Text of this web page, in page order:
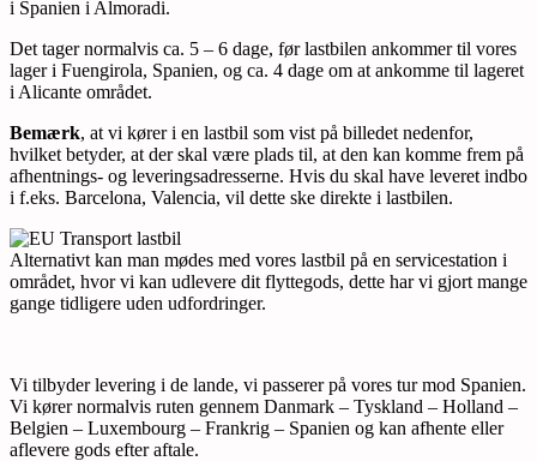
i Spanien i Almoradi.
Det tager normalvis ca. 5 – 6 dage, før lastbilen ankommer til vores
lager i Fuengirola, Spanien, og ca. 4 dage om at ankomme til lageret
i Alicante området.
Bemærk, at vi kører i en lastbil som vist på billedet nedenfor,
hvilket betyder, at der skal være plads til, at den kan komme frem på
afhentnings- og leveringsadresserne. Hvis du skal have leveret indbo
i f.eks. Barcelona, Valencia, vil dette ske direkte i lastbilen.
Alternativt kan man mødes med vores lastbil på en servicestation i
området, hvor vi kan udlevere dit flyttegods, dette har vi gjort mange
gange tidligere uden udfordringer.
Vi tilbyder levering i de lande, vi passerer på vores tur mod Spanien.
Vi kører normalvis ruten gennem Danmark – Tyskland – Holland –
Belgien – Luxembourg – Frankrig – Spanien og kan afhente eller
aflevere gods efter aftale.